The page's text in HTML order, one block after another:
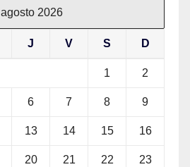
agosto 2026
J V S D
1 2
6 7 8 9
13 14 15 16
20 21 22 23